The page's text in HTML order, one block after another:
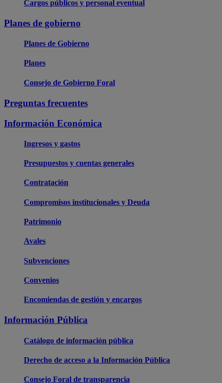
Cargos públicos y personal eventual
Planes de gobierno
Planes de Gobierno
Planes
Consejo de Gobierno Foral
Preguntas frecuentes
Información Económica
Ingresos y gastos
Presupuestos y cuentas generales
Contratación
Compromisos institucionales y Deuda
Patrimonio
Avales
Subvenciones
Convenios
Encomiendas de gestión y encargos
Información Pública
Catálogo de información pública
Derecho de acceso a la Información Pública
Consejo Foral de transparencia